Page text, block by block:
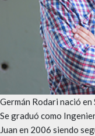
Germán Rodari nació en
Se graduó como
Juan en 2006 siendo